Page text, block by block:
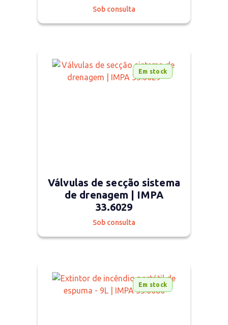
Sob consulta
Em stock
Válvulas de secção sistema
de drenagem | IMPA
33.6029
Sob consulta
Em stock